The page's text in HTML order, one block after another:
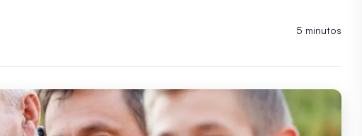
5 minutos